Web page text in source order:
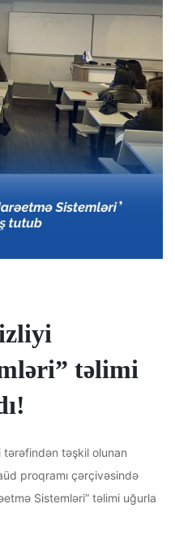
təlimi
təşkil olunan
proqramı çərçivəsində
Sistemləri” təlimi uğurla